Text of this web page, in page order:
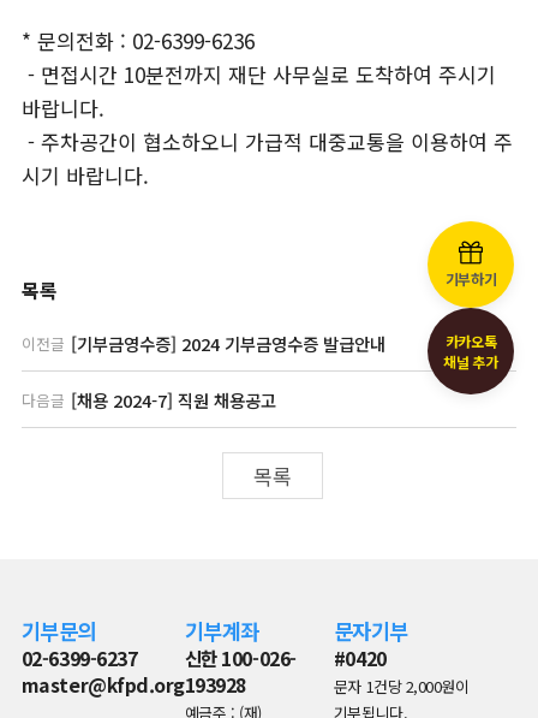
* 문의전화 : 02-6399-6236
- 면접시간 10분전까지 재단 사무실로 도착하여 주시기
바랍니다.
- 주차공간이 협소하오니 가급적 대중교통을 이용하여 주
시기 바랍니다.
목록
이전글 [기부금영수증] 2024 기부금영수증 발급안내
다음글 [채용 2024-7] 직원 채용공고
목록
기부하기
카카오톡
채널 추가
기부문의
02-6399-6237
master@kfpd.org
기부계좌
신한 100-026-
193928
예금주 : (재)
문자기부
#0420
문자 1건당 2,000원이
기부됩니다.